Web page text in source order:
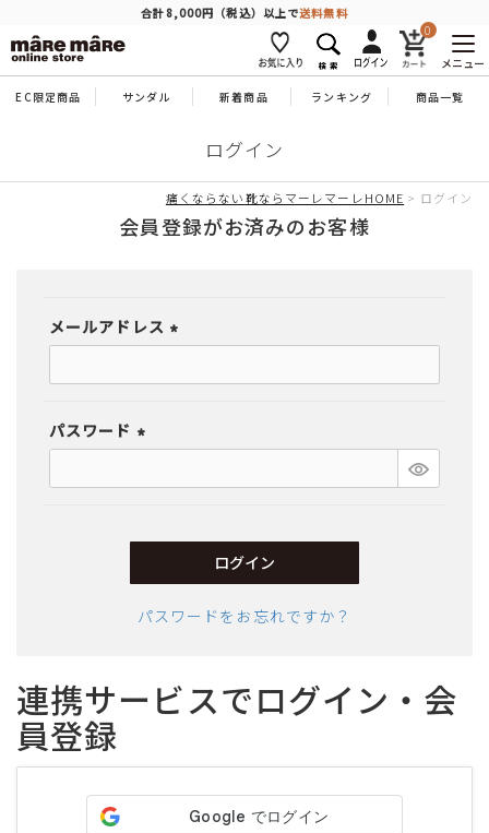
合計8,000円（税込）以上で送料無料
0
メニュー
EC限定商品 サンダル 新着商品 ランキング 商品一覧
ログイン
痛くならない靴ならマーレマーレHOME ログイン
会員登録がお済みのお客様
メールアドレス
須)
パスワード
須)
ログイン
パスワードをお忘れですか？
連携サービスでログイン・会
員登録
商品を探す
特徴
サイズ
ヒールの高さ